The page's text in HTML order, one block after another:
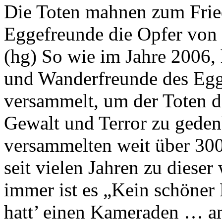
Die Toten mahnen zum
Eggefreunde die Opfer
(hg) So wie im Jahre
und Wanderfreunde des
versammelt, um der Toten
Gewalt und Terror zu
versammelten weit über
seit vielen Jahren zu
immer ist es „Kein
hatt’ einen Kameraden …